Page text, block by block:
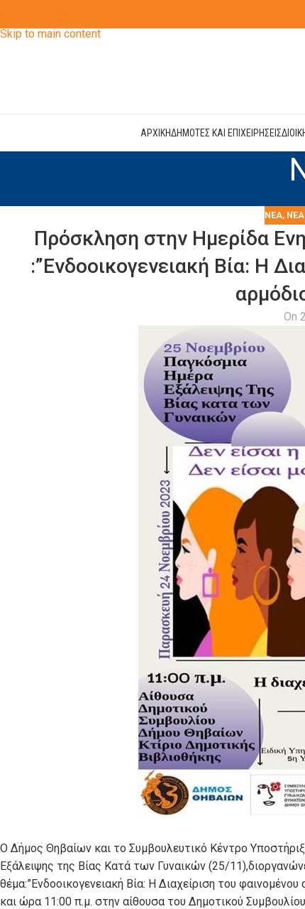
Skip to main content
ΑΡΧΙΚΗΔΗΜΟΤΕΣ ΚΑΙ ΕΠΙΧΕΙΡΗΣΕΙΣ
ΝΕΑ,
Πρόσκληση στην Ημερίδα
:”Ενδοοικογενειακή Βία: Η
On
Ο Δήμος Θηβαίων και το Συμβουλευτικό Κέντρο
Εξάλειψης της Βίας Κατά των Γυναικών (25/
θέμα:”Ενδοοικογενειακή Βία: Η Διαχείριση του
και ώρα 11:00 π.μ. στην αίθουσα του Δημοτικού